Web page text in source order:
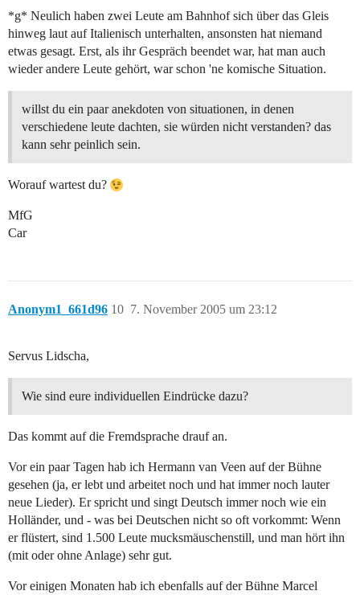
*g* Neulich haben zwei Leute am Bahnhof sich über das Gleis
hinweg laut auf Italienisch unterhalten, ansonsten hat niemand
etwas gesagt. Erst, als ihr Gespräch beendet war, hat man auch
wieder andere Leute gehört, war schon 'ne komische Situation.
willst du ein paar anekdoten von situationen, in denen
verschiedene leute dachten, sie würden nicht verstanden? das
kann sehr peinlich sein.
Worauf wartest du?
MfG
Car
Anonym1_661d96 7. November 2005 um 23:12
10
Servus Lidscha,
Wie sind eure individuellen Eindrücke dazu?
Das kommt auf die Fremdsprache drauf an.
Vor ein paar Tagen hab ich Hermann van Veen auf der Bühne
gesehen (ja, er lebt und arbeitet noch und hat immer noch lauter
neue Lieder). Er spricht und singt Deutsch immer noch wie ein
Holländer, und - was bei Deutschen nicht so oft vorkommt: Wenn
er flüstert, sind 1.500 Leute mucksmäuschenstill, und man hört ihn
(mit oder ohne Anlage) sehr gut.
Vor einigen Monaten hab ich ebenfalls auf der Bühne Marcel